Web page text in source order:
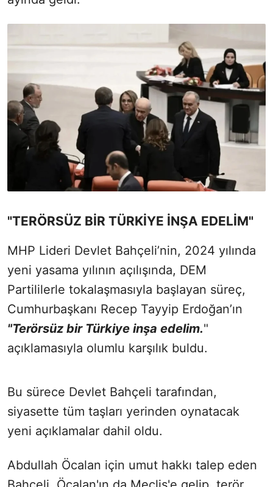
"TERÖRSÜZ BİR TÜRKİYE İNŞA EDELİM"
MHP Lideri Devlet Bahçeli’nin, 2024 yılında
yeni yasama yılının açılışında, DEM
Partililerle tokalaşmasıyla başlayan süreç,
Cumhurbaşkanı Recep Tayyip Erdoğan’ın
"Terörsüz bir Türkiye inşa edelim."
açıklamasıyla olumlu karşılık buldu.
Bu sürece Devlet Bahçeli tarafından,
siyasette tüm taşları yerinden oynatacak
yeni açıklamalar dahil oldu.
Abdullah Öcalan için umut hakkı talep eden